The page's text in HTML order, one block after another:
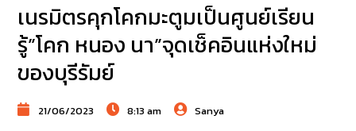
เนรมิตรคุกโคกมะตูมเป็นศูนย์เรียน
รู้”โคก หนอง นา”จุดเช็คอินแห่งใหม่
ของบุรีรัมย์
21/06/2023 8:13 am Sanya